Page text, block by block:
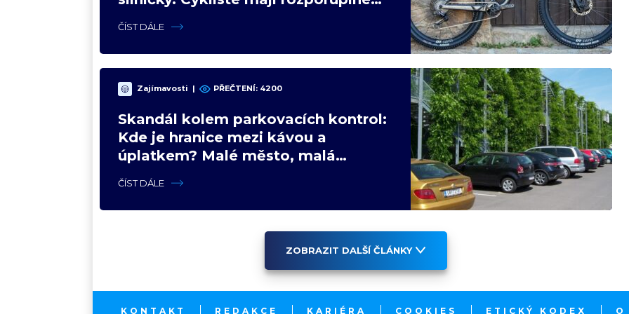
názory
ČÍST DÁLE
Zajímavosti | PŘEČTENÍ: 4200
Skandál kolem parkovacích kontrol:
Kde je hranice mezi kávou a
úplatkem? Malé město, malá
výhoda, velký problém
ČÍST DÁLE
ZOBRAZIT DALŠÍ ČLÁNKY
KONTAKT REDAKCE KARIÉRA COOKIES ETICKÝ KODEX O